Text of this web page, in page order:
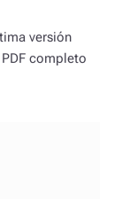
versión
completo